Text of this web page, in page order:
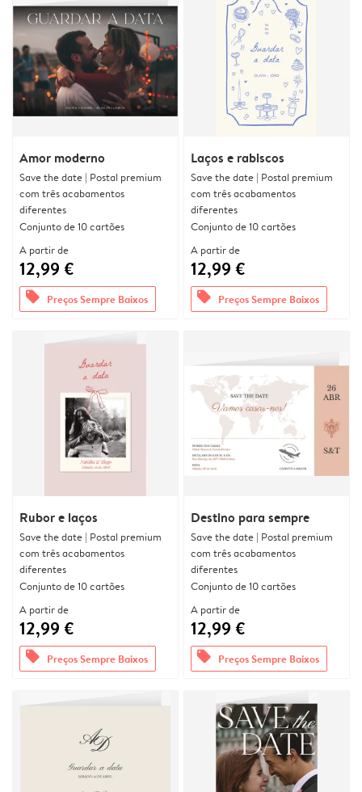
Amor moderno
Save the date | Postal premium
com três acabamentos
diferentes
Conjunto de 10 cartões
A partir de
12,99 €
offers Preços Sempre Baixos
Laços e rabiscos
Save the date | Postal premium
com três acabamentos
diferentes
Conjunto de 10 cartões
A partir de
12,99 €
offers Preços Sempre Baixos
Rubor e laços
Save the date | Postal premium
com três acabamentos
diferentes
Conjunto de 10 cartões
A partir de
12,99 €
offers Preços Sempre Baixos
Destino para sempre
Save the date | Postal premium
com três acabamentos
diferentes
Conjunto de 10 cartões
A partir de
12,99 €
offers Preços Sempre Baixos